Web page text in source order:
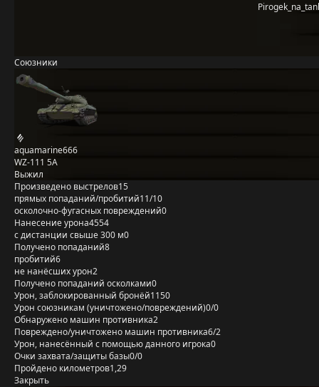
Союзники
aquamarine666
WZ-111 5A
Выжил
Произведено выстрелов15
прямых попаданий/пробитий11/10
осколочно-фугасных повреждений0
Нанесение урона4554
с дистанции свыше 300 м0
Получено попаданий8
пробитий6
не нанёсших урон2
Получено попаданий осколками0
Урон, заблокированный бронёй1150
Урон союзникам (уничтожено/повреждений)0/0
Обнаружено машин противника2
Повреждено/уничтожено машин противника6/2
Урон, нанесённый с помощью данного игрока0
Очки захвата/защиты базы0/0
Пройдено километров1,29
Закрыть